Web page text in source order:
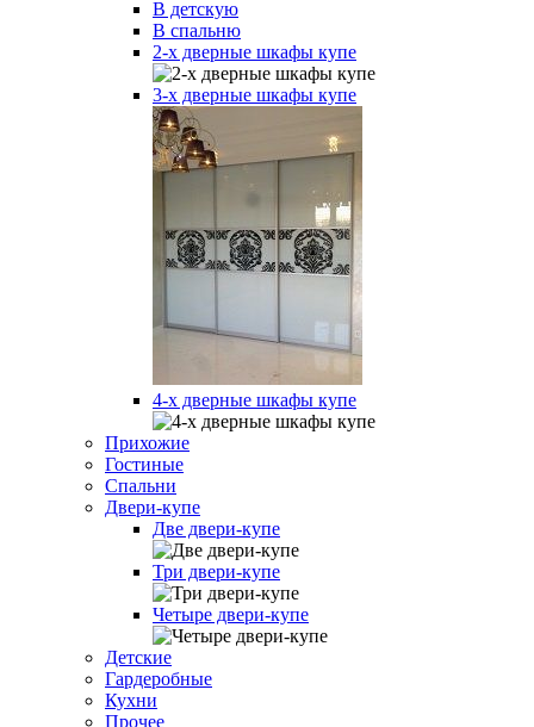
В детскую
В спальню
2-х дверные шкафы купе
3-х дверные шкафы купе
4-х дверные шкафы купе
Прихожие
Гостиные
Спальни
Двери-купе
Две двери-купе
Три двери-купе
Четыре двери-купе
Детские
Гардеробные
Кухни
Прочее